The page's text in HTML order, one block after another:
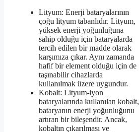
Lityum: Enerji bataryalarının
çoğu lityum tabanlıdır. Lityum,
yüksek enerji yoğunluğuna
sahip olduğu için bataryalarda
tercih edilen bir madde olarak
karşımıza çıkar. Aynı zamanda
hafif bir element olduğu için de
taşınabilir cihazlarda
kullanılmak üzere uygundur.
Kobalt: Lityum-iyon
bataryalarında kullanılan kobalt,
bataryanın enerji yoğunluğunu
artıran bir bileşendir. Ancak,
kobaltın çıkarılması ve